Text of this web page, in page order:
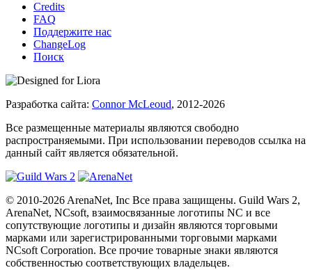
Credits
FAQ
Поддержите нас
ChangeLog
Поиск
Разработка сайта: Connor McLeoud, 2012-2026
Все размещенные материалы являются свободно
распространяемыми. При использовании переводов ссылка на
данный сайт является обязательной.
© 2010-2026 ArenaNet, Inc Все права защищены. Guild Wars 2,
ArenaNet, NCsoft, взаимосвязанные логотипы NC и все
сопутствующие логотипы и дизайн являются торговыми
марками или зарегистрированными торговыми марками
NCsoft Corporation. Все прочие товарные знаки являются
собственностью соответствующих владельцев.